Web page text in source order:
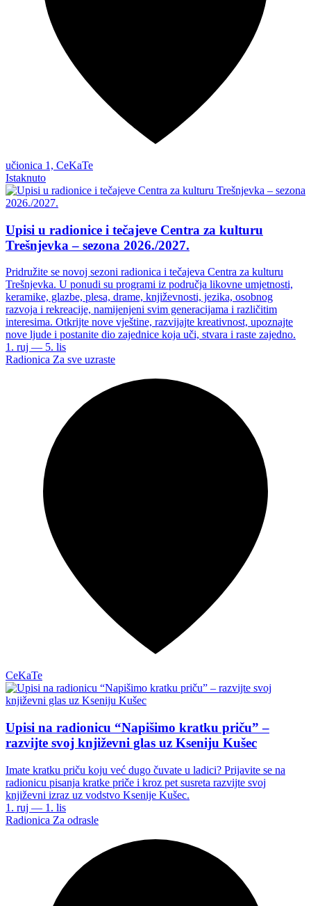
učionica 1, CeKaTe
Istaknuto
Upisi u radionice i tečajeve Centra za kulturu
Trešnjevka – sezona 2026./2027.
Pridružite se novoj sezoni radionica i tečajeva Centra za kulturu
Trešnjevka. U ponudi su programi iz područja likovne umjetnosti,
keramike, glazbe, plesa, drame, književnosti, jezika, osobnog
razvoja i rekreacije, namijenjeni svim generacijama i različitim
interesima. Otkrijte nove vještine, razvijajte kreativnost, upoznajte
nove ljude i postanite dio zajednice koja uči, stvara i raste zajedno.
1. ruj — 5. lis
Radionica Za sve uzraste
CeKaTe
Upisi na radionicu “Napišimo kratku priču” –
razvijte svoj književni glas uz Kseniju Kušec
Imate kratku priču koju već dugo čuvate u ladici? Prijavite se na
radionicu pisanja kratke priče i kroz pet susreta razvijte svoj
književni izraz uz vodstvo Ksenije Kušec.
1. ruj — 1. lis
Radionica Za odrasle